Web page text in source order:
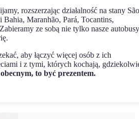
rozszerzając działalność na stany São
Bahia, Maranhão, Pará, Tocantins,
ze sobą nie tylko nasze
aby łączyć więcej osób z ich
i z tymi, których kochają,
to być prezentem.